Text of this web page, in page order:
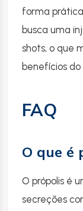
forma
busca uma
shots, o que
benefícios
FAQ
O que é
O própolis é
secreções